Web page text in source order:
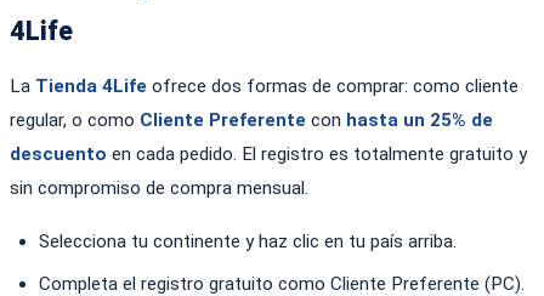
4Life
La Tienda 4Life ofrece dos formas de comprar: como cliente
regular, o como Cliente Preferente con hasta un 25% de
descuento en cada pedido. El registro es totalmente gratuito y
sin compromiso de compra mensual.
Selecciona tu continente y haz clic en tu país arriba.
Completa el registro gratuito como Cliente Preferente (PC).